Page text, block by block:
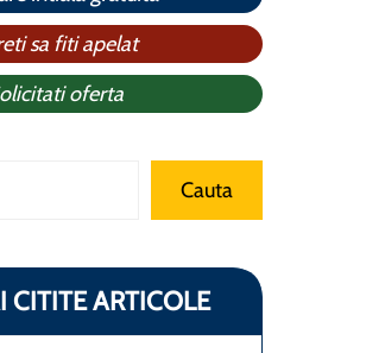
sa fiti apelat
oferta
Cauta
CITITE ARTICOLE